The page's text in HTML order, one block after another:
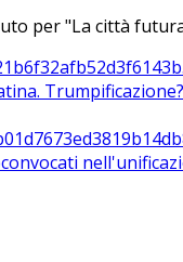
per "La città
Trumpificazione?